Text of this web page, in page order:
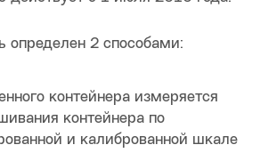
определен 2 способами:
контейнера измеряется
контейнера по
и калиброванной шкале